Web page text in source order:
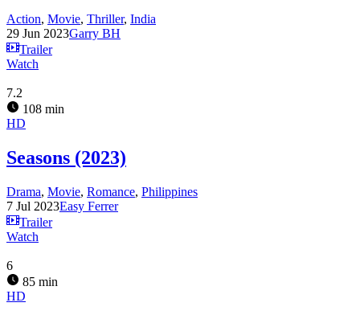
Action, Movie, Thriller, India
29 Jun 2023Garry BH
Trailer
Watch
7.2
108 min
HD
Seasons (2023)
Drama, Movie, Romance, Philippines
7 Jul 2023Easy Ferrer
Trailer
Watch
6
85 min
HD